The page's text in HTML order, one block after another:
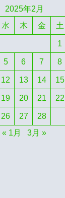
2025年2月
水 木 金 土
1
5 6 7 8
12 13 14 15
19 20 21 22
26 27
28
« 1月
3月 »